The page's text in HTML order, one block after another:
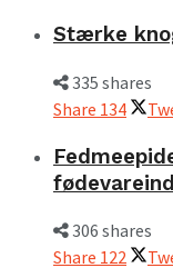
Stærke
335 shares
Share 134
306 shares
Share 122